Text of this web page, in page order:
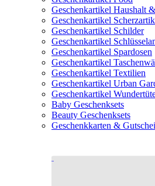
Geschenkartikel Haushalt
Geschenkartikel
Geschenkartikel Schilder
Geschenkartikel
Geschenkartikel Spardosen
Geschenkartikel
Geschenkartikel Textilien
Geschenkartikel Urban
Geschenkartikel
Baby Geschenksets
Beauty Geschenksets
Geschenkkarten &